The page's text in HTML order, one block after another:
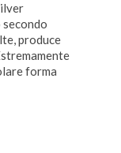
produce
forma